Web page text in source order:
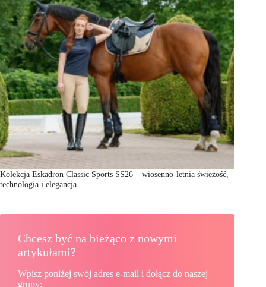
Kolekcja Eskadron Classic Sports SS26 – wiosenno-letnia świeżość,
technologia i elegancja
Chcesz być na bieżąco z nowymi
artykułami?
Wpisz poniżej swój adres e-mail i dołącz do naszej
grupy: